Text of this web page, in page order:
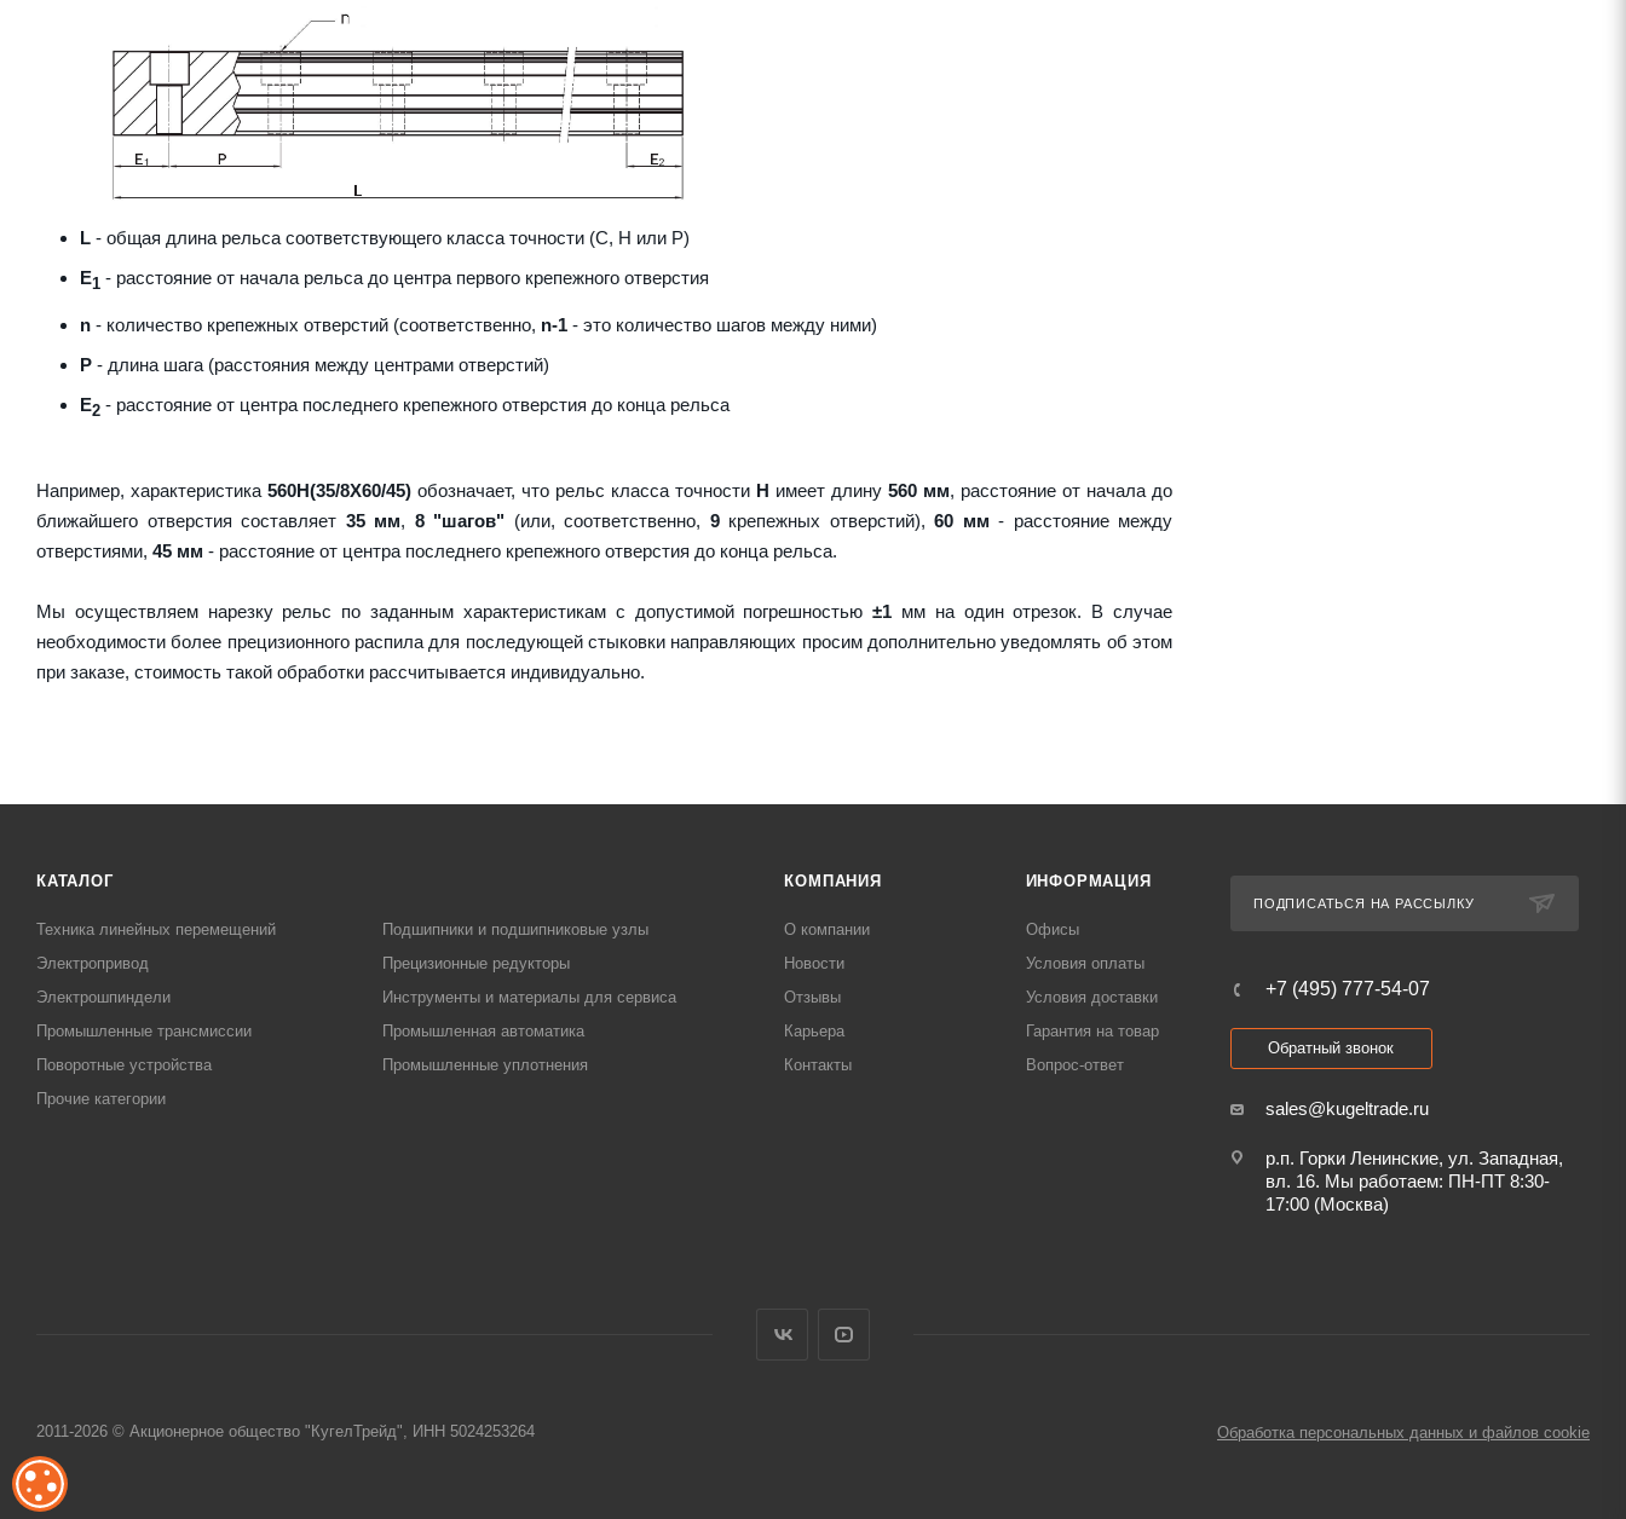
L - общая длина рельса соответствующего класса точности (С, H или Р)
E1 - расстояние от начала рельса до центра первого крепежного отверстия
n - количество крепежных отверстий (соответственно, n-1 - это количество шагов между ними)
P - длина шага (расстояния между центрами отверстий)
E2 - расстояние от центра последнего крепежного отверстия до конца рельса
Например, характеристика 560H(35/8X60/45) обозначает, что рельс класса точности H имеет длину 560 мм, расстояние от начала до
ближайшего отверстия составляет 35 мм, 8 "шагов" (или, соответственно, 9крепежных отверстий), 60 мм - расстояние между
отверстиями, 45 мм - расстояние от центра последнего крепежного отверстия до конца рельса.
Мы осуществляем нарезку рельс по заданным характеристикам с допустимой погрешностью±1 мм на один отрезок. В случае
необходимости более прецизионного распила для последующей стыковки направляющих просим дополнительно уведомлять об этом
при заказе, стоимость такой обработки рассчитывается индивидуально.
КАТАЛОГ
Техника линейных перемещений
Подшипники и подшипниковые узлы
Электропривод
Прецизионные редукторы
Электрошпиндели
Инструменты и материалы для сервиса
Промышленные трансмиссии
Промышленная автоматика
Поворотные устройства
Промышленные уплотнения
Прочие категории
КОМПАНИЯ
О компании
Новости
Отзывы
Карьера
Контакты
ИНФОРМАЦИЯ
Офисы
Условия оплаты
Условия доставки
Гарантия на товар
Вопрос-ответ
ПОДПИСАТЬСЯ НА РАССЫЛКУ
+7 (495) 777-54-07
Обратный звонок
sales@kugeltrade.ru
р.п. Горки Ленинские, ул. Западная,
вл. 16. Мы работаем: ПН-ПТ 8:30-
17:00 (Москва)
2011-2026 © Акционерное общество "КугелТрейд", ИНН 5024253264 Обработка персональных данных и файлов cookie
ОБРАБОТКА ФАЙЛОВ COOKIE